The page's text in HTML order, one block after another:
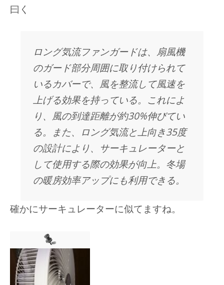
曰く
ロング気流ファンガードは、扇風機
のガード部分周囲に取り付けられて
いるカバーで、風を整流して風速を
上げる効果を持っている。これによ
り、風の到達距離が約30%伸びてい
る。また、ロング気流と上向き35度
の設計により、サーキュレーターと
して使用する際の効果が向上。冬場
の暖房効率アップにも利用できる。
確かにサーキュレーターに似てますね。